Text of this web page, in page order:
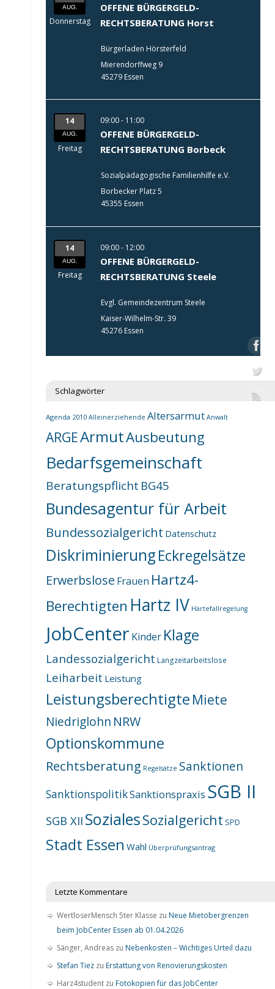
AUG.
Donnerstag
OFFENE BÜRGERGELD-
RECHTSBERATUNG Horst
Bürgerladen Hörsterfeld
Mierendorffweg 9
45279 Essen
14
AUG.
Freitag
09:00 - 11:00
OFFENE BÜRGERGELD-
RECHTSBERATUNG Borbeck
Sozialpädagogische Familienhilfe e.V.
Borbecker Platz 5
45355 Essen
14
AUG.
Freitag
09:00 - 12:00
OFFENE BÜRGERGELD-
RECHTSBERATUNG Steele
Evgl. Gemeindezentrum Steele
Kaiser-Wilhelm-Str. 39
45276 Essen
Schlagwörter
Agenda 2010 Alleinerziehende Altersarmut Anwalt
ARGEArmutAusbeutung
Bedarfsgemeinschaft
Beratungspflicht BG45
Bundesagentur für Arbeit
Bundessozialgericht Datenschutz
DiskriminierungEckregelsätze
Erwerbslose Frauen Hartz4-
Berechtigten Hartz IV Härtefallregelung
JobCenter Kinder Klage
Landessozialgericht Langzeitarbeitslose
Leiharbeit Leistung
Leistungsberechtigte Miete
Niedriglohn NRW
Optionskommune
Rechtsberatung Regelsätze Sanktionen
SanktionspolitikSanktionspraxis SGB II
SGB XII SozialesSozialgericht SPD
Stadt Essen Wahl Überprüfungsantrag
Letzte Kommentare
WertloserMensch 5ter Klasse zu Neue Mietobergrenzen
beim JobCenter Essen ab 01.04.2026
Sänger, Andreas zu Nebenkosten – Wichtiges Urteil dazu
Stefan Tiez zu Erstattung von Renovierungskosten
Harz4student zu Fotokopien für das JobCenter